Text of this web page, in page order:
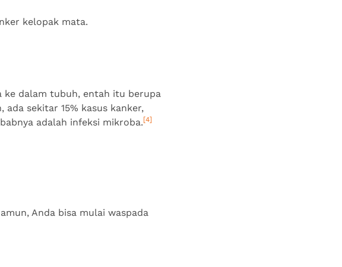
kelopak mata.
ke dalam tubuh, entah itu berupa
sekitar 15% kasus kanker,
adalah infeksi mikroba.[4]
Anda bisa mulai waspada